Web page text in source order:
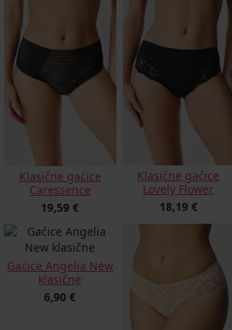
Klasične gaćice
Caressence
19,59 €
Klasične gaćice
Lovely Flower
18,19 €
Gaćice Angelia New
klasične
6,90 €